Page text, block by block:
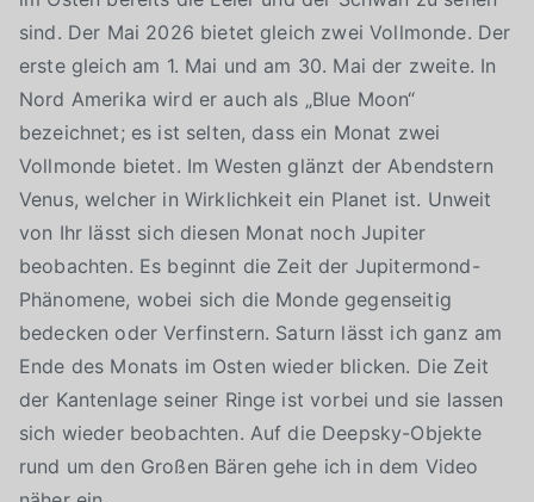
sind. Der Mai 2026 bietet gleich zwei Vollmonde. Der
erste gleich am 1. Mai und am 30. Mai der zweite. In
Nord Amerika wird er auch als „Blue Moon“
bezeichnet; es ist selten, dass ein Monat zwei
Vollmonde bietet. Im Westen glänzt der Abendstern
Venus, welcher in Wirklichkeit ein Planet ist. Unweit
von Ihr lässt sich diesen Monat noch Jupiter
beobachten. Es beginnt die Zeit der Jupitermond-
Phänomene, wobei sich die Monde gegenseitig
bedecken oder Verfinstern. Saturn lässt ich ganz am
Ende des Monats im Osten wieder blicken. Die Zeit
der Kantenlage seiner Ringe ist vorbei und sie lassen
sich wieder beobachten. Auf die Deepsky-Objekte
rund um den Großen Bären gehe ich in dem Video